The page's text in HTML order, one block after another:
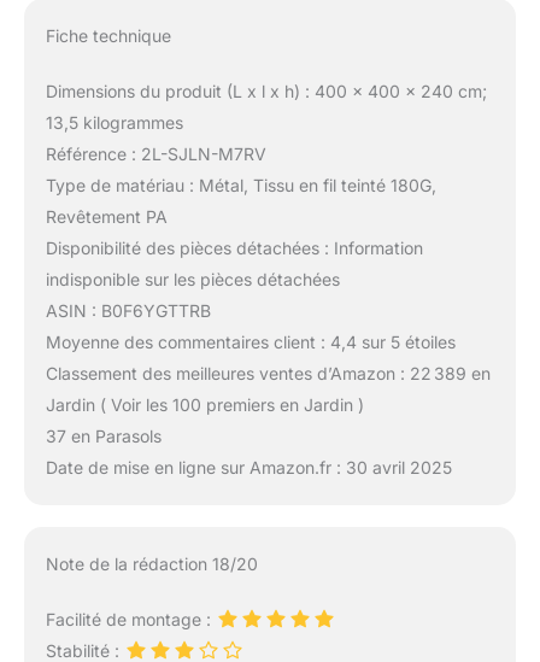
Fiche technique
Dimensions du produit (L x l x h) : 400 x 400 x 240 cm;
13,5 kilogrammes
Référence : 2L-SJLN-M7RV
Type de matériau : Métal, Tissu en fil teinté 180G,
Revêtement PA
Disponibilité des pièces détachées : Information
indisponible sur les pièces détachées
ASIN : B0F6YGTTRB
Moyenne des commentaires client : 4,4 sur 5 étoiles
Classement des meilleures ventes d’Amazon : 22 389 en
Jardin ( Voir les 100 premiers en Jardin )
37 en Parasols
Date de mise en ligne sur Amazon.fr : 30 avril 2025
Note de la rédaction 18/20
Facilité de montage :
Stabilité :